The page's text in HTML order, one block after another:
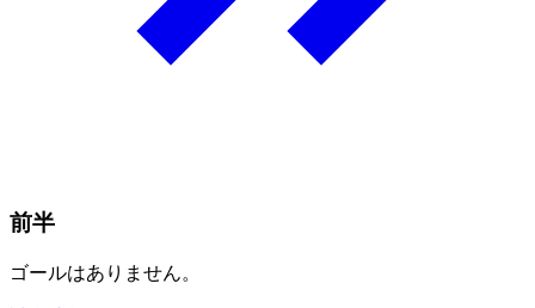
前半
ゴールはありません。